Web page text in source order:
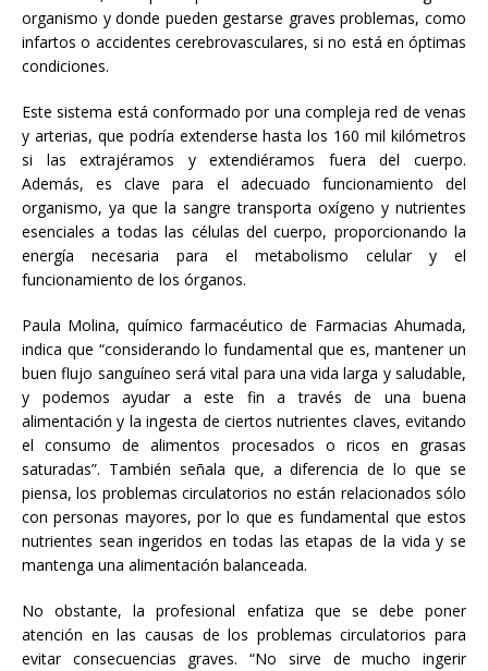
organismo y donde pueden gestarse graves problemas, como
infartos o accidentes cerebrovasculares, si no está en óptimas
condiciones.
Este sistema está conformado por una compleja red de venas
y arterias, que podría extenderse hasta los 160 mil kilómetros
si las extrajéramos y extendiéramos fuera del cuerpo.
Además, es clave para el adecuado funcionamiento del
organismo, ya que la sangre transporta oxígeno y nutrientes
esenciales a todas las células del cuerpo, proporcionando la
energía necesaria para el metabolismo celular y el
funcionamiento de los órganos.
Paula Molina, químico farmacéutico de Farmacias Ahumada,
indica que “considerando lo fundamental que es, mantener un
buen flujo sanguíneo será vital para una vida larga y saludable,
y podemos ayudar a este fin a través de una buena
alimentación y la ingesta de ciertos nutrientes claves, evitando
el consumo de alimentos procesados o ricos en grasas
saturadas”. También señala que, a diferencia de lo que se
piensa, los problemas circulatorios no están relacionados sólo
con personas mayores, por lo que es fundamental que estos
nutrientes sean ingeridos en todas las etapas de la vida y se
mantenga una alimentación balanceada.
No obstante, la profesional enfatiza que se debe poner
atención en las causas de los problemas circulatorios para
evitar consecuencias graves. “No sirve de mucho ingerir